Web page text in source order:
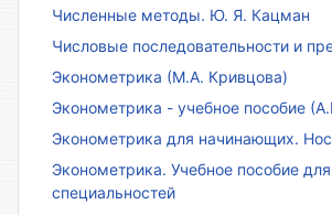
Численные методы. Ю. Я. Кацман
Числовые последовательности и
Эконометрика (М.А. Кривцова)
Эконометрика - учебное пособие
Эконометрика для начинающих.
Эконометрика. Учебное пособие
специальностей